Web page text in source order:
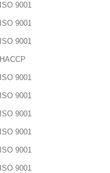
ISO 9001
ISO 9001
ISO 9001
HACCP
ISO 9001
ISO 9001
ISO 9001
ISO 9001
ISO 9001
ISO 9001